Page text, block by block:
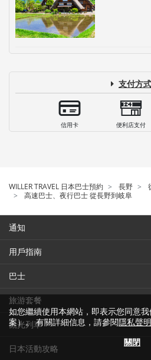
支付方式
信用卡 便利店支付
WILLER TRAVEL 日本巴士預約 長野
高速巴士、夜行巴士 從長野到岐阜
通知
用戶指南
巴士
旅游套餐
觀光列車
日本活動攻略
如您繼續使用本網站，即表示您同意
案）。 有關詳細信息，請參閱隱私聲明
關閉